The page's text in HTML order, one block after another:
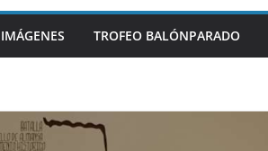
IMÁGENES TROFEO BALÓNPARADO